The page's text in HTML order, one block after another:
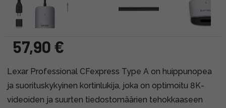
57,90 €
Lexar Professional CFexpress Type A on huippunopea
ja suorituskykyinen kortinlukija, joka on optimoitu 8K-
videoiden ja suurten tiedostomäärien tehokkaaseen